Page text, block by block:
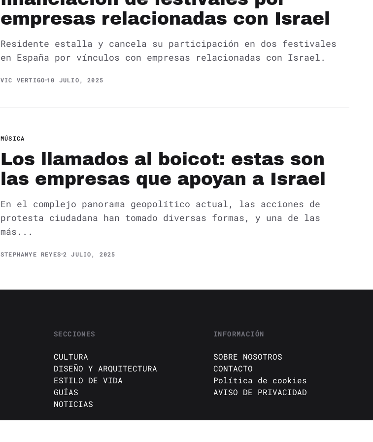
empresas relacionadas con Israel
Residente estalla y cancela su participación en dos festivales
en España por vínculos con empresas relacionadas con Israel.
VIC VERTIGO 10 JULIO, 2025
MÚSICA
Los llamados al boicot: estas son
las empresas que apoyan a Israel
En el complejo panorama geopolítico actual, las acciones de
protesta ciudadana han tomado diversas formas, y una de las
más...
STEPHANYE REYES 2 JULIO, 2025
SECCIONES
CULTURA
DISEÑO Y ARQUITECTURA
ESTILO DE VIDA
GUÍAS
NOTICIAS
INFORMACIÓN
SOBRE NOSOTROS
CONTACTO
Política de cookies
AVISO DE PRIVACIDAD